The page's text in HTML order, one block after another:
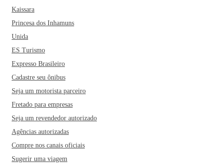
Kaissara
Princesa dos Inhamuns
Unida
ES Turismo
Expresso Brasileiro
Cadastre seu ônibus
Seja um motorista parceiro
Fretado para empresas
Seja um revendedor autorizado
Agências autorizadas
Compre nos canais oficiais
Sugerir uma viagem